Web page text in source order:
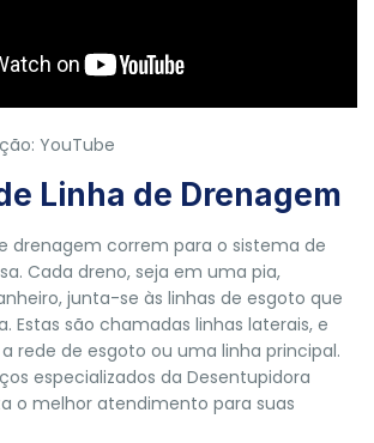
YouTube
Linha de Drenagem
drenagem correm para o sistema de
Cada dreno, seja em uma pia,
junta-se às linhas de esgoto que
Estas são chamadas linhas laterais, e
rede de esgoto ou uma linha principal.
especializados da Desentupidora
o melhor atendimento para suas